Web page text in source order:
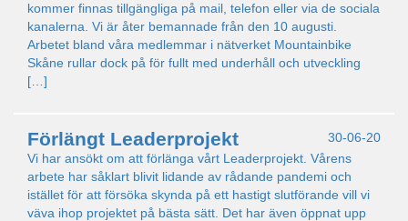
kommer finnas tillgängliga på mail, telefon eller via de sociala
kanalerna. Vi är åter bemannade från den 10 augusti.
Arbetet bland våra medlemmar i nätverket Mountainbike
Skåne rullar dock på för fullt med underhåll och utveckling
[…]
30-06-20
Förlängt Leaderprojekt
Vi har ansökt om att förlänga vårt Leaderprojekt. Vårens
arbete har såklart blivit lidande av rådande pandemi och
istället för att försöka skynda på ett hastigt slutförande vill vi
väva ihop projektet på bästa sätt. Det har även öppnat upp